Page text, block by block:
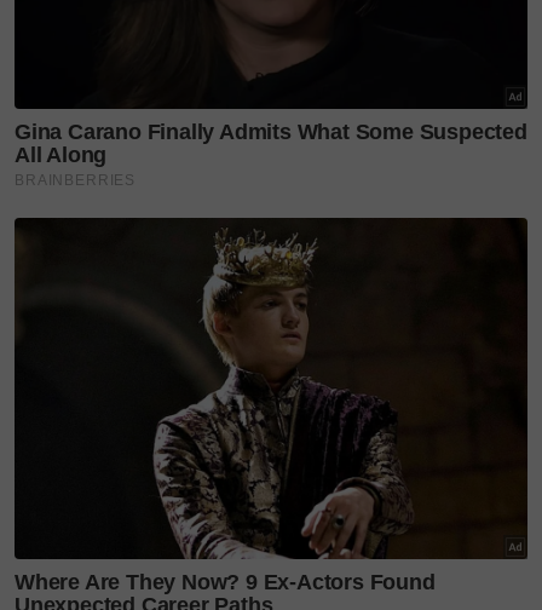
Antara ungkapan yang paling memikat ialah,
"Penakik pisau si raut, ambil galah batang lintabung,
selodang jadikan nyiru, air nan setitik jadikan laut,
tanah nan sekepal jadikan gunung, alam terkembang
jadikan guru." Pepatah Minang itu membawa
maksud manusia perlu sentiasa belajar daripada
alam sekeliling sebagai panduan menjalani
kehidupan.